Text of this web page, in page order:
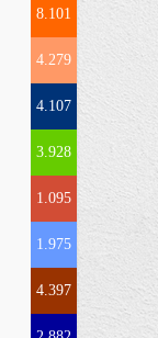
8.101
4.279
4.107
3.928
1.095
1.975
4.397